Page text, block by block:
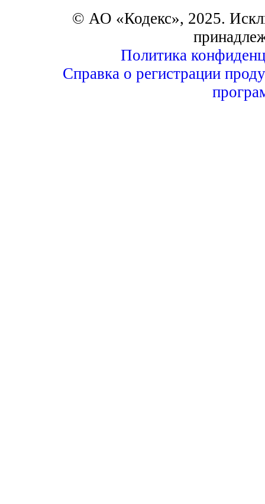
© АО «Кодекс», 2025.
Политика
Справка о регистрации